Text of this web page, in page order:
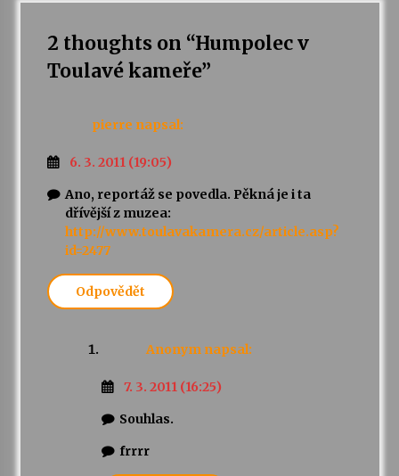
17. 7. 2026
14. 7. 2026
odkaz Josefa Čapka
13. 7. 2026
Želiv
3. 7. 2026
Petr Adamec – Malovaný svět
2 thoughts on “Humpolec v
Toulavé kameře”
pierre napsal:
6. 3. 2011 (19:05)
Ano, reportáž se povedla. Pěkná je i ta
dřívější z muzea:
http://www.toulavakamera.cz/article.asp?
id=2477
Odpovědět
Anonym napsal:
7. 3. 2011 (16:25)
Souhlas.
frrrr